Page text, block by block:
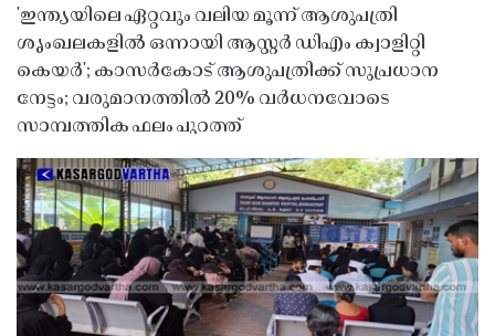
'ഇന്ത്യയിലെ ഏറ്റവും വലിയ മൂന്ന് ആശുപത്രി
ശൃംഖലകളിൽ ഒന്നായി ആസ്റ്റർ ഡിഎം ക്വാളിറ്റി
കെയർ'; കാസർകോട് ആശുപത്രിക്ക് സുപ്രധാന
നേട്ടം; വരുമാനത്തിൽ 20% വർധനവോടെ
സാമ്പത്തിക ഫലം പുറത്ത്